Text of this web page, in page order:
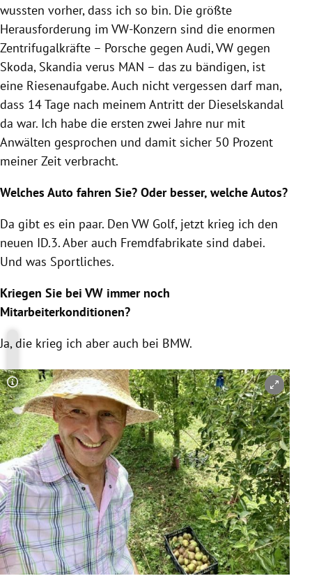
wussten vorher, dass ich so bin. Die größte
Herausforderung im VW-Konzern sind die enormen
Zentrifugalkräfte – Porsche gegen Audi, VW gegen
Skoda, Skandia verus MAN – das zu bändigen, ist
eine Riesenaufgabe. Auch nicht vergessen darf man,
dass 14 Tage nach meinem Antritt der Dieselskandal
da war. Ich habe die ersten zwei Jahre nur mit
Anwälten gesprochen und damit sicher 50 Prozent
meiner Zeit verbracht.
Welches Auto fahren Sie? Oder besser, welche Autos?
Da gibt es ein paar. Den VW Golf, jetzt krieg ich den
neuen ID.3. Aber auch Fremdfabrikate sind dabei.
Und was Sportliches.
Kriegen Sie bei VW immer noch
Mitarbeiterkonditionen?
Ja, die krieg ich aber auch bei BMW.
Copyright-Hinweis öffnen/schließen